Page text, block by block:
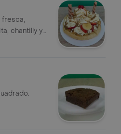
fresca,
chantilly y